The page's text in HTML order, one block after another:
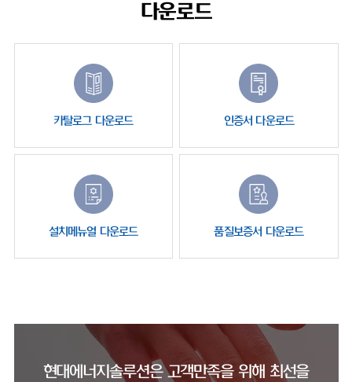
다운로드
카탈로그 다운로드 인증서 다운로드
설치메뉴얼 다운로드 품질보증서 다운로드
현대에너지솔루션은 고객만족을 위해 최선을